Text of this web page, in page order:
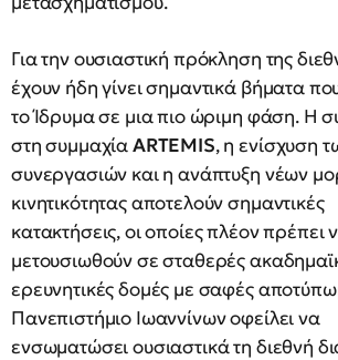
Για την ουσιαστική πρόκληση της
έχουν ήδη γίνει σημαντικά βήματα
το Ίδρυμα σε μια πιο ώριμη φάση. Η
στη συμμαχίαARTEMIS, η ενίσχυση
συνεργασιών και η ανάπτυξη νέων
κινητικότητας αποτελούν σημαντικές
κατακτήσεις, οι οποίες πλέον πρέπει
μετουσιωθούν σε σταθερές
ερευνητικές δομές με σαφές
Πανεπιστήμιο Ιωαννίνων οφείλει να
ενσωματώσει ουσιαστικά τη διεθνή